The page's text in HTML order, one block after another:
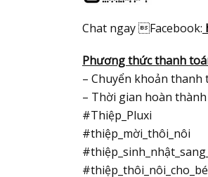
Chat ngay Facebook:
Phương thức thanh
– Chuyển khoản thanh
– Thời gian hoàn
#Thiệp_Pluxi
#thiệp_mời_thôi_nôi
#thiệp_thôi_nôi_cho_bé